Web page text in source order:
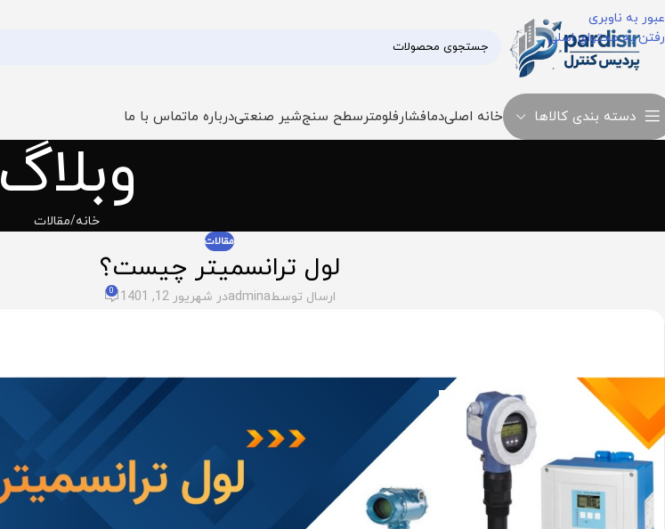
عبور به ناوبری
رفتن به محتوای اصلی
دسته بندی کالاها خانه اصلیدمافشارفلومترسطح سنجشیر صنعتیدرباره ماتماس با ما
وبلاگ
خانه مقالات
مقالات
لول ترانسمیتر چیست؟
ارسال توسطadminaدر شهریور 12, 1401 0